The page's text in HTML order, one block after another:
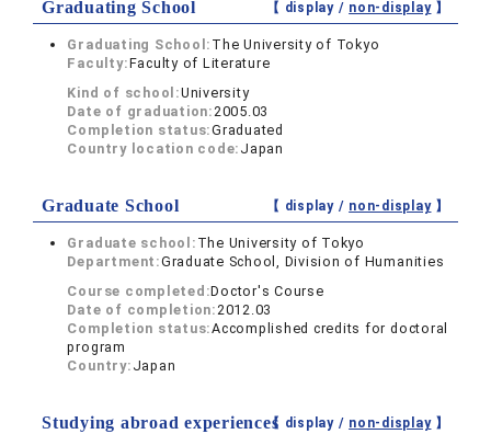
Graduating School 【 display / non-display】
Graduating School: The University of Tokyo
Faculty:Faculty of Literature
Kind of school:University
Date of graduation:2005.03
Completion status:Graduated
Country location code: Japan
Graduate School 【 display / non-display】
Graduate school: The University of Tokyo
Department:Graduate School, Division of Humanities
Course completed:Doctor's Course
Date of completion:2012.03
Completion status:Accomplished credits for doctoral
program
Country: Japan
Studying abroad experiences【 display / non-display】